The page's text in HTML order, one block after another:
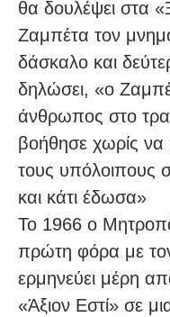
θα δουλέψει στα
Ζαμπέτα τον
δάσκαλο και
δηλώσει, «ο
άνθρωπος στο
βοήθησε χωρίς να
τους υπόλοιπους
και κάτι έδωσα»
Το 1966 ο
πρώτη φόρα με
ερμηνεύει μέρη
«Άξιον Εστί» σε